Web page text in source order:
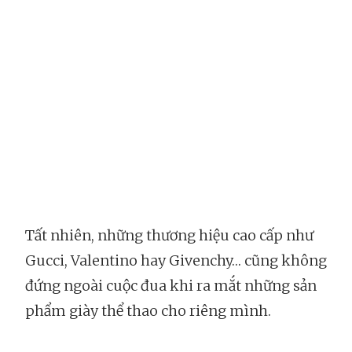
Tất nhiên, những thương hiệu cao cấp như
Gucci, Valentino hay Givenchy… cũng không
đứng ngoài cuộc đua khi ra mắt những sản
phẩm giày thể thao cho riêng mình.